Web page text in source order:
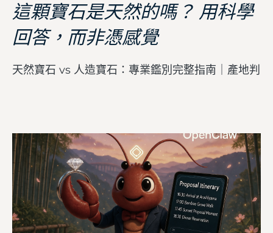
這顆寶石是天然的嗎？ 用科學
回答，而非憑感覺
天然寶石 vs 人造寶石：專業鑑別完整指南｜產地判